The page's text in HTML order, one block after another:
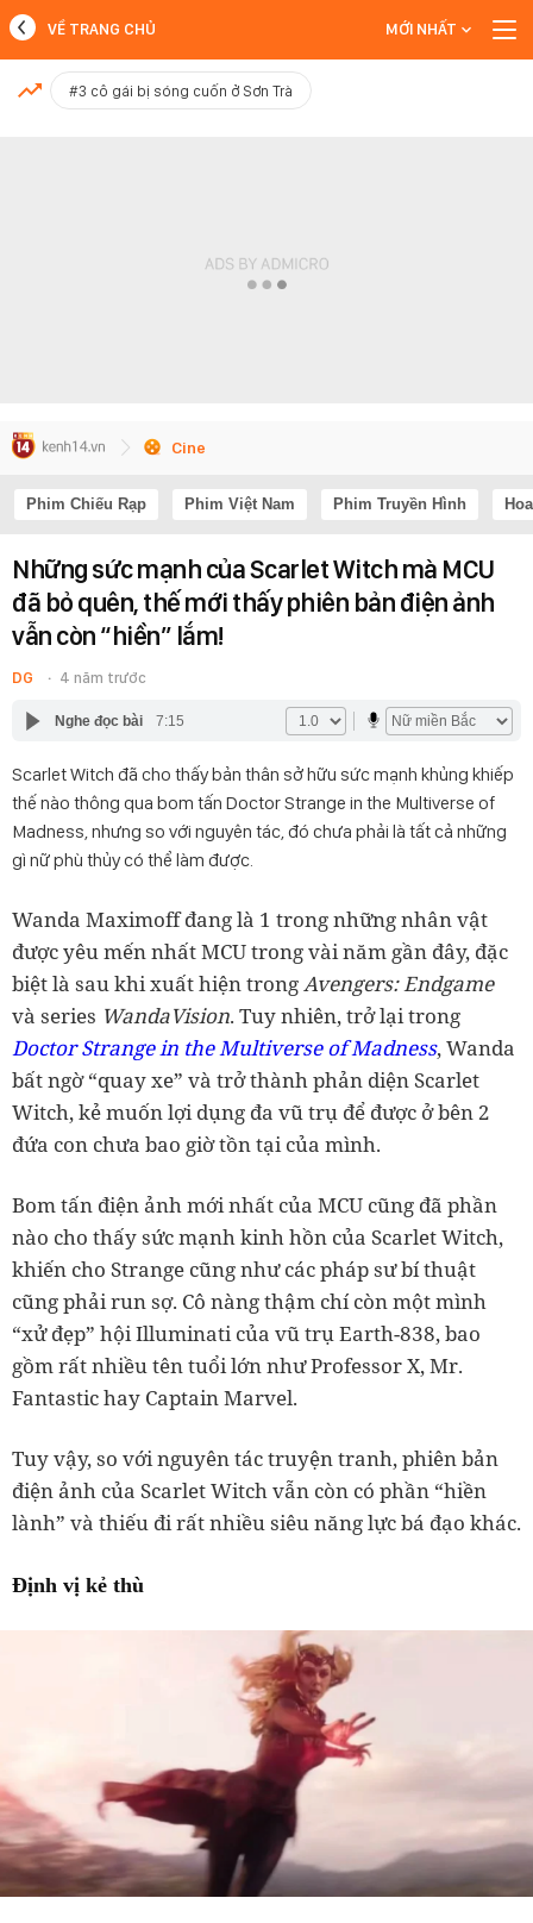
MỚI NHẤT
VỀ TRANG CHỦ MỚI NHẤT
#3 cô gái bị sóng cuốn ở Sơn Trà
Cine
Phim Chiếu Rạp Phim Việt Nam Phim Truyền Hình
Những sức mạnh của Scarlet Witch mà MCU
đã bỏ quên, thế mới thấy phiên bản điện ảnh
vẫn còn “hiền” lắm!
DG 4 năm trước
Nghe đọc bài 7:15
Scarlet Witch đã cho thấy bản thân sở hữu sức mạnh khủng khiếp
thế nào thông qua bom tấn Doctor Strange in the Multiverse of
Madness, nhưng so với nguyên tác, đó chưa phải là tất cả những
gì nữ phù thủy có thể làm được.
Wanda Maximoff đang là 1 trong những nhân vật
được yêu mến nhất MCU trong vài năm gần đây, đặc
biệt là sau khi xuất hiện trongAvengers: Endgame
và series WandaVision. Tuy nhiên, trở lại trong
Doctor Strange in the Multiverse of Madness, Wanda
bất ngờ “quay xe” và trở thành phản diện Scarlet
Witch, kẻ muốn lợi dụng đa vũ trụ để được ở bên 2
đứa con chưa bao giờ tồn tại của mình.
Bom tấn điện ảnh mới nhất của MCU cũng đã phần
nào cho thấy sức mạnh kinh hồn của Scarlet Witch,
khiến cho Strange cũng như các pháp sư bí thuật
cũng phải run sợ. Cô nàng thậm chí còn một mình
“xử đẹp” hội Illuminati của vũ trụ Earth-838, bao
gồm rất nhiều tên tuổi lớn như Professor X, Mr.
Fantastic hay Captain Marvel.
Tuy vậy, so với nguyên tác truyện tranh, phiên bản
điện ảnh của Scarlet Witch vẫn còn có phần “hiền
lành” và thiếu đi rất nhiều siêu năng lực bá đạo khác.
Định vị kẻ thù